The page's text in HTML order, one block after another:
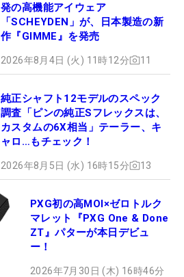
発の高機能アイウェア
「SCHEYDEN」が、日本製造の新
作『GIMME』を発売
2026年8月4日 (火) 11時12分 11
純正シャフト12モデルのスペック
調査「ピンの純正Sフレックスは、
カスタムの6X相当」テーラー、キ
ャロ…もチェック！
2026年8月5日 (水) 16時15分 13
PXG初の高MOI×ゼロトルク
マレット『PXG One & Done
ZT』パターが本日デビュ
ー！
2026年7月30日 (木) 16時46分